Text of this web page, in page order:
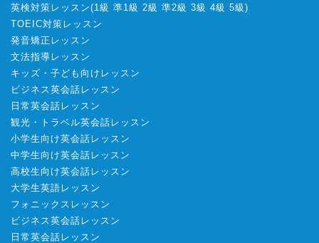
英検対策レッスン(1級 準1級 2級 準2級 3級 4級 5級 )
TOEIC対策レッスン
発音矯正レッスン
文法指導レッスン
キッズ・子ども向けレッスン
ビジネス英会話レッスン
日常英会話レッスン
観光・トラベル英会話レッスン
小学生向け英会話レッスン
中学生向け英会話レッスン
高校生向け英会話レッスン
大学生英語レッスン
フォニックスレッスン
ビジネス英会話レッスン
日常英会話レッスン